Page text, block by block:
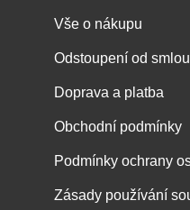
Vše o nákupu
Odstoupení od
Doprava a platba
Obchodní podmínky
Podmínky ochrany
Zásady používání